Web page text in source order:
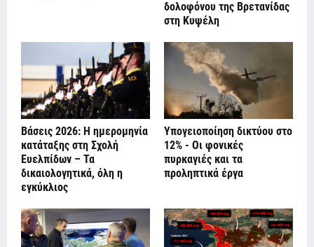
δολοφόνου της Βρετανίδας
στη Κυψέλη
Βάσεις 2026: Η ημερομηνία
κατάταξης στη Σχολή
Ευελπίδων – Τα
δικαιολογητικά, όλη η
εγκύκλιος
Υπογειοποίηση δικτύου στο
12% - Οι φονικές
πυρκαγιές και τα
προληπτικά έργα